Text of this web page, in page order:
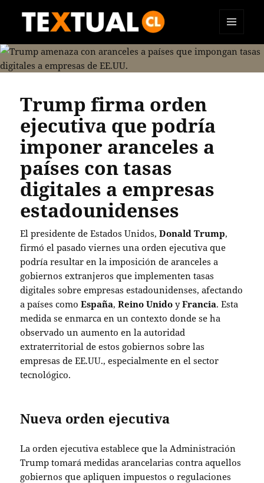
TEXTUAL
Y
WIDGETS
Trump firma orden
ejecutiva que podría
imponer aranceles a
países con tasas
digitales a empresas
estadounidenses
El presidente de Estados Unidos,Donald Trump,
firmó el pasado viernes una orden ejecutiva que
podría resultar en la imposición de aranceles a
gobiernos extranjeros que implementen tasas
digitales sobre empresas estadounidenses, afectando
a países comoEspaña,Reino Unido yFrancia. Esta
medida se enmarca en un contexto donde se ha
observado un aumento en la autoridad
extraterritorial de estos gobiernos sobre las
empresas de EE.UU., especialmente en el sector
tecnológico.
Nueva orden ejecutiva
La orden ejecutiva establece que la Administración
Trump tomará medidas arancelarias contra aquellos
gobiernos que apliquen impuestos o regulaciones